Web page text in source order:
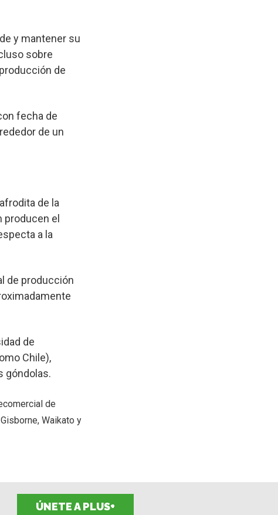
y mantener su
sobre
de
fecha de
de un
de la
el
a la
de producción
de
Chile),
góndolas.
de
Waikato y
ÚNETE A PLUS+